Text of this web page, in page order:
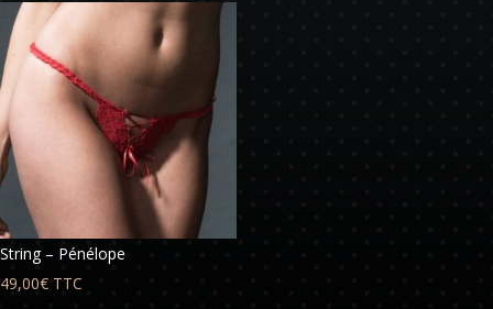
String – Pénélope
49,00€ TTC